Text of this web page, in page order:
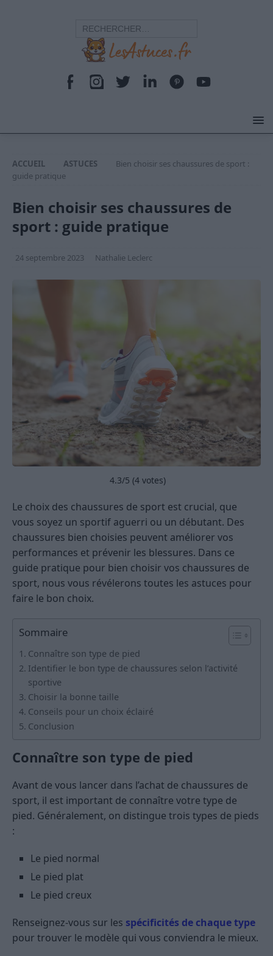
ACCUEIL ASTUCES
Bien choisir ses chaussures de sport :
guide pratique
Bien choisir ses chaussures de
sport : guide pratique
24 septembre 2023 Nathalie Leclerc
4.3/5 (4 votes)
Le choix des chaussures de sport est crucial, que
vous soyez un sportif aguerri ou un débutant. Des
chaussures bien choisies peuvent améliorer vos
performances et prévenir les blessures. Dans ce
guide pratique pour bien choisir vos chaussures de
sport, nous vous révélerons toutes les astuces pour
faire le bon choix.
Sommaire
Connaître son type de pied
Identifier le bon type de chaussures selon l’activité
sportive
Choisir la bonne taille
Conseils pour un choix éclairé
Conclusion
Connaître son type de pied
Avant de vous lancer dans l’achat de chaussures de
sport, il est important de connaître votre type de
pied. Généralement, on distingue trois types de pieds
:
Le pied normal
Le pied plat
Le pied creux
Renseignez-vous sur les spécificités de chaque type
pour trouver le modèle qui vous conviendra le mieux.